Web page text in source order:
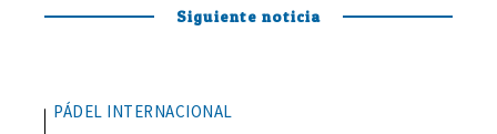
Siguiente noticia
PÁDEL INTERNACIONAL